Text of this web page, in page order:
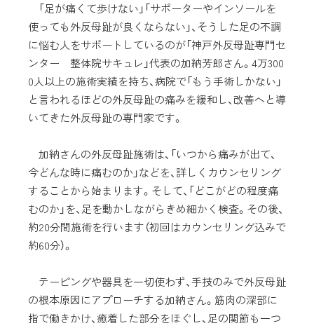
「足が痛くて歩けない」「サポーターやインソールを
使っても外反母趾が良くならない」、そうした足の不調
に悩む人をサポートしているのが「神戸外反母趾専門セ
ンター 整体院サキュレ」代表の加納芳郎さん。4万300
0人以上の施術実績を持ち、病院で「もう手術しかない」
と言われるほどの外反母趾の痛みを緩和し、改善へと導
いてきた外反母趾の専門家です。
加納さんの外反母趾施術は、「いつから痛みが出て、
今どんな時に痛むのか」などを、詳しくカウンセリング
することから始まります。そして、「どこがどの程度痛
むのか」を、足を動かしながらきめ細かく検査。その後、
約20分間施術を行います（初回はカウンセリング込みで
約60分）。
テーピングや器具を一切使わず、手技のみで外反母趾
の根本原因にアプローチする加納さん。筋肉の深部に
指で働きかけ、癒着した部分をほぐし、足の関節も一つ